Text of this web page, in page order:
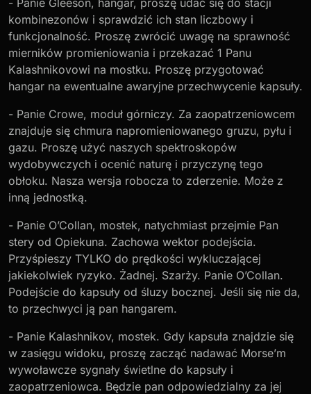
kombinezonów i sprawdzić ich stan liczbowy i
funkcjonalność. Proszę zwrócić uwagę na sprawność
mierników promieniowania i przekazać 1 Panu
Kalashnikovowi na mostku. Proszę przygotować
hangar na ewentualne awaryjne przechwycenie kapsuły.
- Panie Crowe, moduł górniczy. Za zaopatrzeniowcem
znajduje się chmura napromieniowanego gruzu, pyłu i
gazu. Proszę użyć naszych spektroskopów
wydobywczych i ocenić naturę i przyczynę tego
obłoku. Nasza wersja robocza to zderzenie. Może z
inną jednostką.
- Panie O’Collan, mostek, natychmiast przejmie Pan
stery od Opiekuna. Zachowa wektor podejścia.
Przyśpieszy TYLKO do prędkości wykluczającej
jakiekolwiek ryzyko. Żadnej. Szarży. Panie O’Collan.
Podejście do kapsuły od śluzy bocznej. Jeśli się nie da,
to przechwyci ją pan hangarem.
- Panie Kalashnikov, mostek. Gdy kapsuła znajdzie się
w zasięgu widoku, proszę zacząć nadawać Morse’m
wywoławcze sygnały świetlne do kapsuły i
zaopatrzeniowca. Będzie pan odpowiedzialny za jej